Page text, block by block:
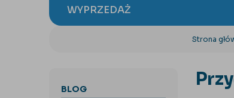
WYPRZEDAŻ
Strona
BLOG